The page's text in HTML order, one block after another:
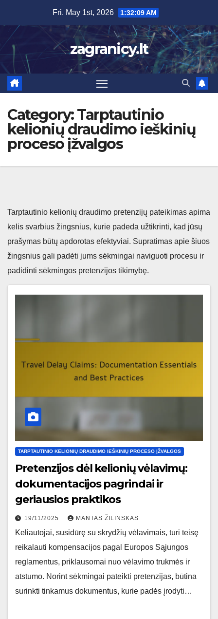
content
Fri. May 1st, 2026 1:32:09 AM
zagranicy.lt
Category:Tarptautinio
kelionių draudimo ieškinių
proceso įžvalgos
Tarptautinio kelionių draudimo pretenzijų pateikimas apima
kelis svarbius žingsnius, kurie padeda užtikrinti, kad jūsų
prašymas būtų apdorotas efektyviai. Supratimas apie šiuos
žingsnius gali padėti jums sėkmingai naviguoti procesu ir
padidinti sėkmingos pretenzijos tikimybę.
TARPTAUTINIO KELIONIŲ DRAUDIMO IEŠKINIŲ PROCESO ĮŽVALGOS
Pretenzijos dėl kelionių vėlavimų:
dokumentacijos pagrindai ir
geriausios praktikos
19/11/2025 MANTAS ŽILINSKAS
Keliautojai, susidūrę su skrydžių vėlavimais, turi teisę
reikalauti kompensacijos pagal Europos Sąjungos
reglamentus, priklausomai nuo vėlavimo trukmės ir
atstumo. Norint sėkmingai pateikti pretenzijas, būtina
surinkti tinkamus dokumentus, kurie padės įrodyti…